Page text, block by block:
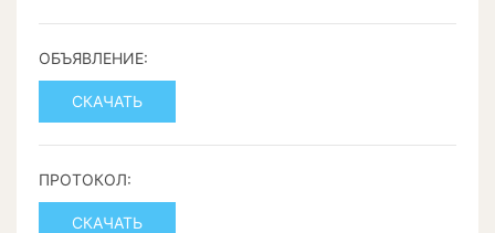
ОБЪЯВЛЕНИЕ:
СКАЧАТЬ
ПРОТОКОЛ:
СКАЧАТЬ